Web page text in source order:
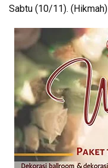
Sabtu (10/11). (Hikmah)